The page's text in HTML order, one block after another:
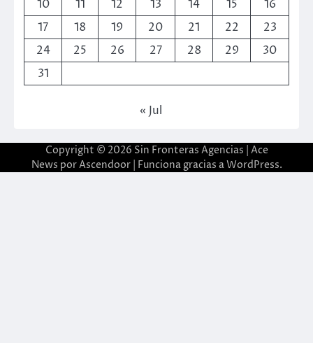
10
11 12 13 14 15
16
17
18 19 20 21 22
23
24
25 26 27 28 29
30
31
« Jul
Copyright © 2026 Sin Fronteras Agencias | Ace
News porAscendoor| Funciona gracias aWordPress.